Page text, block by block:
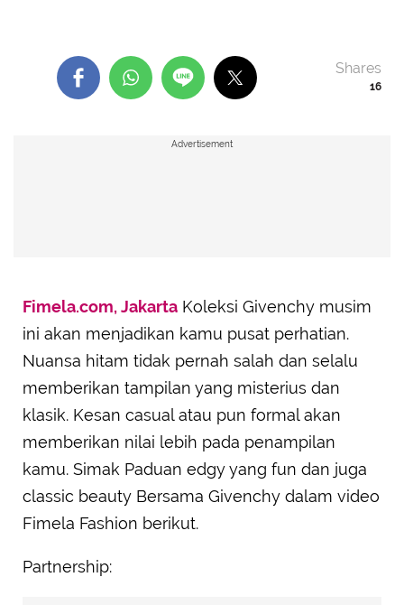
16
Shares
Advertisement
Fimela.com, Jakarta Koleksi Givenchy musim
ini akan menjadikan kamu pusat perhatian.
Nuansa hitam tidak pernah salah dan selalu
memberikan tampilan yang misterius dan
klasik. Kesan casual atau pun formal akan
memberikan nilai lebih pada penampilan
kamu. Simak Paduan edgy yang fun dan juga
classic beauty Bersama Givenchy dalam video
Fimela Fashion berikut.
Partnership: